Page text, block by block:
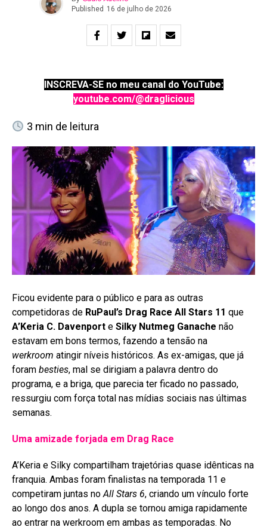
Published 16 de julho de 2026
INSCREVA-SE no meu canal do YouTube:
youtube.com/@draglicious
3 min de leitura
Ficou evidente para o público e para as outras
competidoras de RuPaul’s Drag Race All Stars 11 que
A’Keria C. Davenport e Silky Nutmeg Ganache não
estavam em bons termos, fazendo a tensão na
werkroom atingir níveis históricos. As ex-amigas, que já
foram besties, mal se dirigiam a palavra dentro do
programa, e a briga, que parecia ter ficado no passado,
ressurgiu com força total nas mídias sociais nas últimas
semanas.
Uma amizade forjada em Drag Race
A’Keria e Silky compartilham trajetórias quase idênticas na
franquia. Ambas foram finalistas na temporada 11 e
competiram juntas no All Stars 6, criando um vínculo forte
ao longo dos anos. A dupla se tornou amiga rapidamente
ao entrar na werkroom em ambas as temporadas. No